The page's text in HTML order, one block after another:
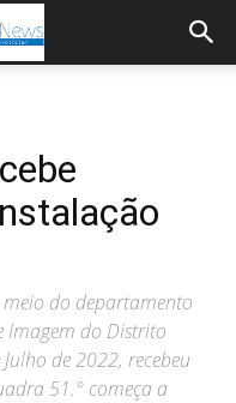
do departamento
Imagem do Distrito
de 2022, recebeu
51.° começa a